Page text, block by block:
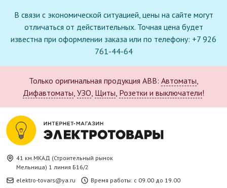
В связи с экономической ситуацией, цены на сайте могут
отличаться от действительных. Точная цена будет
известна при оформлении заказа или по телефону: +7 926
761-44-64
Только оригинальная продукция ABB: Автоматы,
Дифавтоматы, УЗО, Щиты, Розетки и выключатели!
41 км.МКАД (Строительный рынок
Мельница) 1 линия Б16/2
elektro-tovars@ya.ru
Время работы: с 09.00 до 19.00